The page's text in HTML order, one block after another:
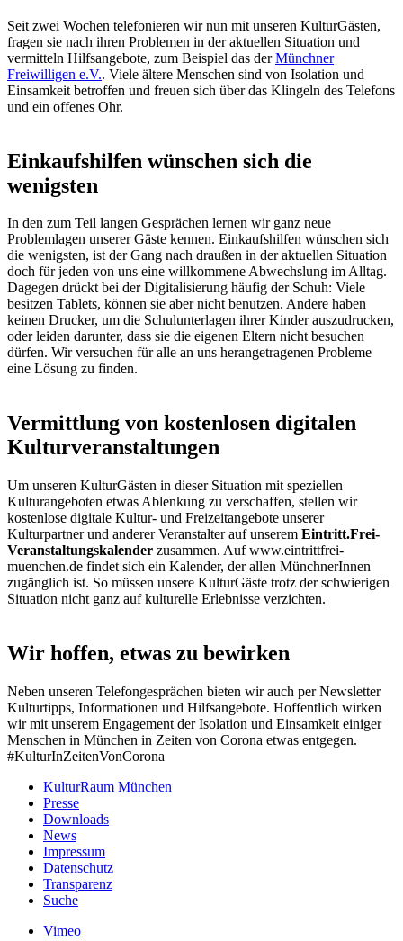
Seit zwei Wochen telefonieren wir nun mit unseren KulturGästen,
fragen sie nach ihren Problemen in der aktuellen Situation und
vermitteln Hilfsangebote, zum Beispiel das derMünchner
Freiwilligen e.V.. Viele ältere Menschen sind von Isolation und
Einsamkeit betroffen und freuen sich über das Klingeln des Telefons
und ein offenes Ohr.
Einkaufshilfen wünschen sich die
wenigsten
In den zum Teil langen Gesprächen lernen wir ganz neue
Problemlagen unserer Gäste kennen. Einkaufshilfen wünschen sich
die wenigsten, ist der Gang nach draußen in der aktuellen Situation
doch für jeden von uns eine willkommene Abwechslung im Alltag.
Dagegen drückt bei der Digitalisierung häufig der Schuh: Viele
besitzen Tablets, können sie aber nicht benutzen. Andere haben
keinen Drucker, um die Schulunterlagen ihrer Kinder auszudrucken,
oder leiden darunter, dass sie die eigenen Eltern nicht besuchen
dürfen. Wir versuchen für alle an uns herangetragenen Probleme
eine Lösung zu finden.
Vermittlung von kostenlosen digitalen
Kulturveranstaltungen
Um unseren KulturGästen in dieser Situation mit speziellen
Kulturangeboten etwas Ablenkung zu verschaffen, stellen wir
kostenlose digitale Kultur- und Freizeitangebote unserer
Kulturpartner und anderer Veranstalter auf unserem Eintritt.Frei-
Veranstaltungskalender zusammen. Auf www.eintrittfrei-
muenchen.de findet sich ein Kalender, der allen MünchnerInnen
zugänglich ist. So müssen unsere KulturGäste trotz der schwierigen
Situation nicht ganz auf kulturelle Erlebnisse verzichten.
Wir hoffen, etwas zu bewirken
Neben unseren Telefongesprächen bieten wir auch per Newsletter
Kulturtipps, Informationen und Hilfsangebote. Hoffentlich wirken
wir mit unserem Engagement der Isolation und Einsamkeit einiger
Menschen in München in Zeiten von Corona etwas entgegen.
#KulturInZeitenVonCorona
KulturRaum München
Presse
Downloads
News
Impressum
Datenschutz
Transparenz
Suche
Vimeo